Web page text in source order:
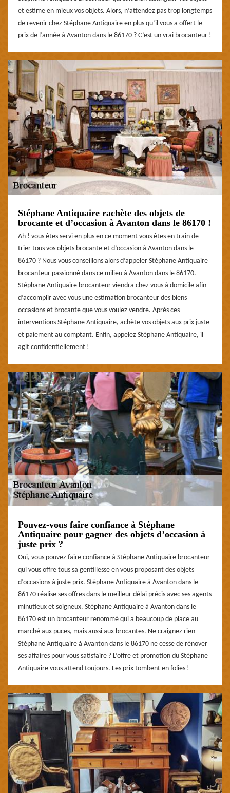
et estime en mieux vos objets. Alors, n’attendez pas trop longtemps
de revenir chez Stéphane Antiquaire en plus qu’il vous a offert le
prix de l’année à Avanton dans le 86170 ? C’est un vrai brocanteur !
Stéphane Antiquaire rachète des objets de
brocante et d’occasion à Avanton dans le 86170 !
Ah ! vous êtes servi en plus en ce moment vous êtes en train de
trier tous vos objets brocante et d’occasion à Avanton dans le
86170 ? Nous vous conseillons alors d’appeler Stéphane Antiquaire
brocanteur passionné dans ce milieu à Avanton dans le 86170.
Stéphane Antiquaire brocanteur viendra chez vous à domicile afin
d’accomplir avec vous une estimation brocanteur des biens
occasions et brocante que vous voulez vendre. Après ces
interventions Stéphane Antiquaire, achète vos objets aux prix juste
et paiement au comptant. Enfin, appelez Stéphane Antiquaire, il
agit confidentiellement !
Pouvez-vous faire confiance à Stéphane
Antiquaire pour gagner des objets d’occasion à
juste prix ?
Oui, vous pouvez faire confiance à Stéphane Antiquaire brocanteur
qui vous offre tous sa gentillesse en vous proposant des objets
d’occasions à juste prix. Stéphane Antiquaire à Avanton dans le
86170 réalise ses offres dans le meilleur délai précis avec ses agents
minutieux et soigneux. Stéphane Antiquaire à Avanton dans le
86170 est un brocanteur renommé qui a beaucoup de place au
marché aux puces, mais aussi aux brocantes. Ne craignez rien
Stéphane Antiquaire à Avanton dans le 86170 ne cesse de rénover
ses affaires pour vous satisfaire ? L’offre et promotion du Stéphane
Antiquaire vous attend toujours. Les prix tombent en folies !